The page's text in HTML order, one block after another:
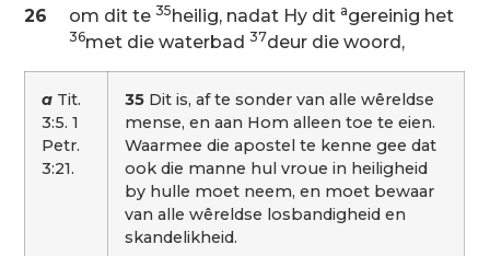
26 om dit te 35heilig, nadat Hy dit agereinig het
36met die waterbad 37deur die woord,
a Tit.
3:5. 1
Petr.
3:21.
35 Dit is, af te sonder van alle wêreldse
mense, en aan Hom alleen toe te eien.
Waarmee die apostel te kenne gee dat
ook die manne hul vroue in heiligheid
by hulle moet neem, en moet bewaar
van alle wêreldse losbandigheid en
skandelikheid.